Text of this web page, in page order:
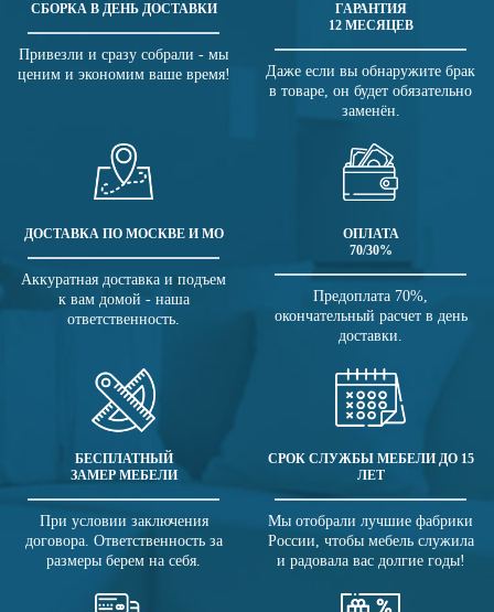
СБОРКА В ДЕНЬ ДОСТАВКИ
Привезли и сразу собрали - мы
ценим и экономим ваше время!
ГАРАНТИЯ
12 МЕСЯЦЕВ
Даже если вы обнаружите брак
в товаре, он будет обязательно
заменён.
ДОСТАВКА ПО МОСКВЕ И МО
Аккуратная доставка и подъем
к вам домой - наша
ответственность.
ОПЛАТА
70/30%
Предоплата 70%,
окончательный расчет в день
доставки.
БЕСПЛАТНЫЙ
ЗАМЕР МЕБЕЛИ
При условии заключения
договора. Ответственность за
размеры берем на себя.
СРОК СЛУЖБЫ МЕБЕЛИ ДО 15
ЛЕТ
Мы отобрали лучшие фабрики
России, чтобы мебель служила
и радовала вас долгие годы!